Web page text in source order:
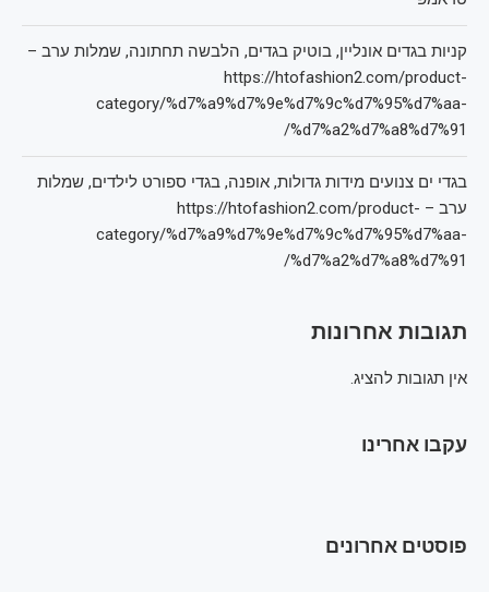
קניות בגדים אונליין, בוטיק בגדים, הלבשה תחתונה, שמלות ערב –
https://htofashion2.com/product-
category/%d7%a9%d7%9e%d7%9c%d7%95%d7%aa-
%d7%a2%d7%a8%d7%91/
בגדי ים צנועים מידות גדולות, אופנה, בגדי ספורט לילדים, שמלות
ערב – https://htofashion2.com/product-
category/%d7%a9%d7%9e%d7%9c%d7%95%d7%aa-
%d7%a2%d7%a8%d7%91/
תגובות אחרונות
אין תגובות להציג.
עקבו אחרינו
פוסטים אחרונים